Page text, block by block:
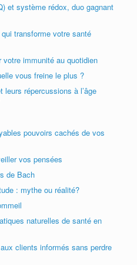
et système rédox, duo gagnant
transforme votre santé
immunité au quotidien
vous freine le plus ?
leurs répercussions à l’âge
pouvoirs cachés de vos
vos pensées
de Bach
: mythe ou réalité?
naturelles de santé en
clients informés sans perdre